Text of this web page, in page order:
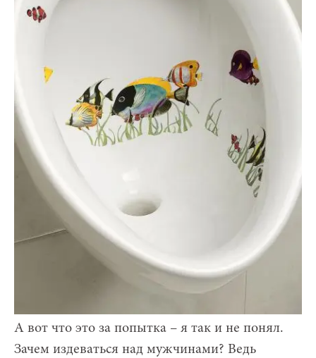
А вот что это за попытка – я так и не понял.
Зачем издеваться над мужчинами? Ведь